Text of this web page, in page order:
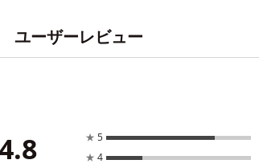
ユーザーレビュー
★ 5
★ 4